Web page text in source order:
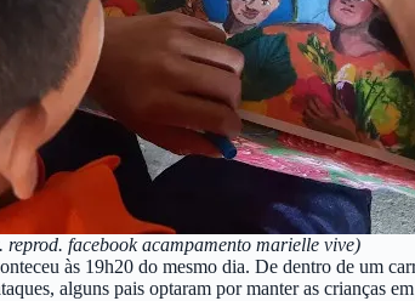
reprod. facebook acampamento marielle vive)
às 19h20 do mesmo dia. De dentro de um
alguns pais optaram por manter as crianças em